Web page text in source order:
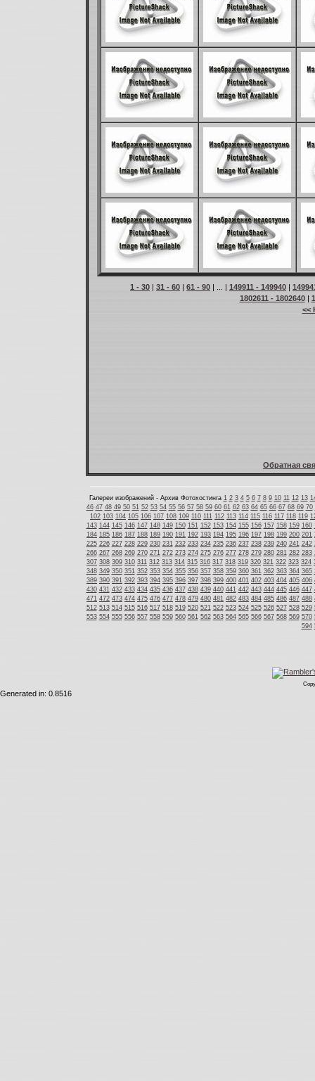
1 - 30 | 31 - 60 | 61 - 90 | ... | 149911 - 149940 |
1802611 - 1802640|
<<
Обратная
Галереи изображений - Архив Фотохостинга 1 2 3 4 5 6 7 8 9 10 11 12 13
46 47 48 49 50 51 52 53 54 55 56 57 58 59 60 61 62 63 64 65 66 67 68 69 70
102 103 104 105 106 107 108 109 110 111 112 113 114 115 116 117 118 119
143 144 145 146 147 148 149 150 151 152 153 154 155 156 157 158 159 160
184 185 186 187 188 189 190 191 192 193 194 195 196 197 198 199 200 201
225 226 227 228 229 230 231 232 233 234 235 236 237 238 239 240 241 242
266 267 268 269 270 271 272 273 274 275 276 277 278 279 280 281 282 283
307 308 309 310 311 312 313 314 315 316 317 318 319 320 321 322 323 324
348 349 350 351 352 353 354 355 356 357 358 359 360 361 362 363 364 365
389 390 391 392 393 394 395 396 397 398 399 400 401 402 403 404 405 406
430 431 432 433 434 435 436 437 438 439 440 441 442 443 444 445 446 447
471 472 473 474 475 476 477 478 479 480 481 482 483 484 485 486 487 488
512 513 514 515 516 517 518 519 520 521 522 523 524 525 526 527 528 529
553 554 555 556 557 558 559 560 561 562 563 564 565 566 567 568 569 570
594
Generated in: 0.8516